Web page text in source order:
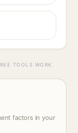
TOOLS WORK
factors in your